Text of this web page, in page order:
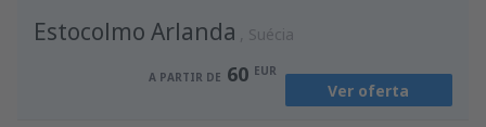
Estocolmo Arlanda Suécia
A PARTIR DE 60 EUR
Ver oferta